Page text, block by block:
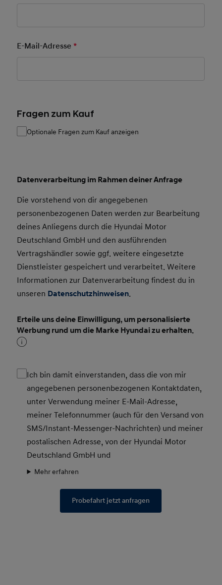
E-Mail-Adresse*
Fragen zum Kauf
Optionale Fragen zum Kauf anzeigen
Datenverarbeitung im Rahmen deiner Anfrage
Die vorstehend von dir angegebenen
personenbezogenen Daten werden zur Bearbeitung
deines Anliegens durch die Hyundai Motor
Deutschland GmbH und den ausführenden
Vertragshändler sowie ggf. weitere eingesetzte
Dienstleister gespeichert und verarbeitet. Weitere
Informationen zur Datenverarbeitung findest du in
unseren Datenschutzhinweisen.
Erteile uns deine Einwilligung, um personalisierte
Werbung rund um die Marke Hyundai zu erhalten.
Ich bin damit einverstanden, dass die von mir
angegebenen personenbezogenen Kontaktdaten,
unter Verwendung meiner E-Mail-Adresse,
meiner Telefonnummer (auch für den Versand von
SMS/Instant-Messenger-Nachrichten) und meiner
postalischen Adresse, von der Hyundai Motor
Deutschland GmbH und
Mehr erfahren
Probefahrt jetzt anfragen